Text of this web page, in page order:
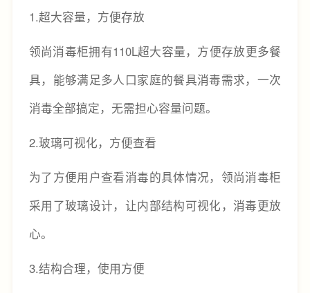
1.超大容量，方便存放
领尚消毒柜拥有110L超大容量，方便存放更多餐
具，能够满足多人口家庭的餐具消毒需求，一次
消毒全部搞定，无需担心容量问题。
2.玻璃可视化，方便查看
为了方便用户查看消毒的具体情况，领尚消毒柜
采用了玻璃设计，让内部结构可视化，消毒更放
心。
3.结构合理，使用方便